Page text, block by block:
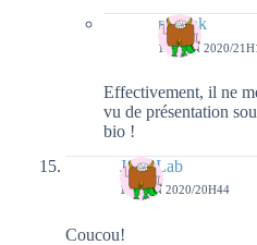
natieak
11 JUIN 2020/
Effectivement, il ne
vu de présentation
bio !
Julie Lab
11 JUIN 2020/20H44
Coucou!